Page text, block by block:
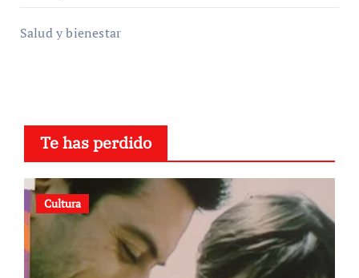
Salud y bienestar
Te has perdido
Cultura